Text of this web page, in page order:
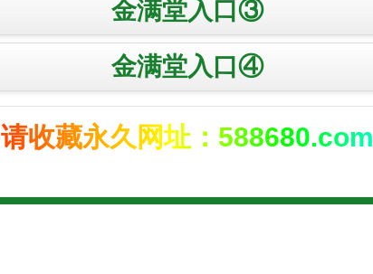
金满堂入口③
金满堂入口④
请收藏永久网址：588680.com